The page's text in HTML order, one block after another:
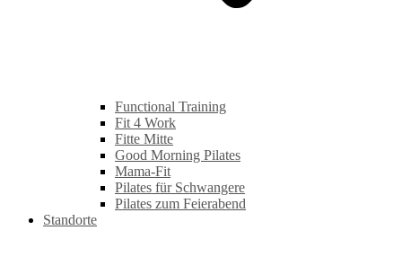
Functional Training
Fit 4 Work
Fitte Mitte
Good Morning Pilates
Mama-Fit
Pilates für Schwangere
Pilates zum Feierabend
Standorte